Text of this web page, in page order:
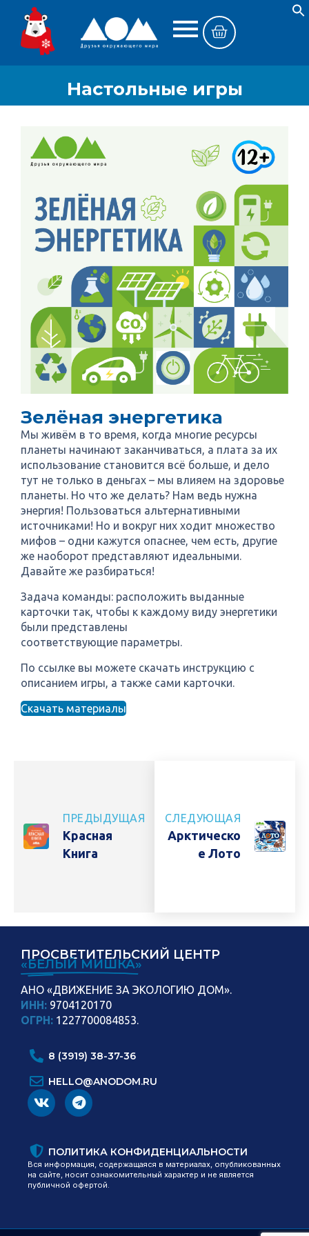
Настольные игры
Зелёная энергетика
Мы живём в то время, когда многие ресурсы
планеты начинают заканчиваться, а плата за их
использование становится всё больше, и дело
тут не только в деньгах – мы влияем на здоровье
планеты. Но что же делать? Нам ведь нужна
энергия! Пользоваться альтернативными
источниками! Но и вокруг них ходит множество
мифов – одни кажутся опаснее, чем есть, другие
же наоборот представляют идеальными.
Давайте же разбираться!
Задача команды: расположить выданные
карточки так, чтобы к каждому виду энергетики
были представлены
соответствующие параметры.
По ссылке вы можете скачать инструкцию с
описанием игры, а также сами карточки.
Скачать материалы
ПРЕДЫДУЩАЯ
Красная
Книга
СЛЕДУЮЩАЯ
Арктическо
Е Лото
ПРОСВЕТИТЕЛЬСКИЙ ЦЕНТР
«БЕЛЫЙ МИШКА»
АНО «ДВИЖЕНИЕ ЗА ЭКОЛОГИЮ ДОМ».
ИНН: 9704120170
ОГРН: 1227700084853.
8 (3919) 38-37-36
HELLO@ANODOM.RU
ПОЛИТИКА КОНФИДЕНЦИАЛЬНОСТИ
Вся информация, содержащаяся в материалах, опубликованных
на сайте, носит ознакомительный характер и не является
публичной офертой.